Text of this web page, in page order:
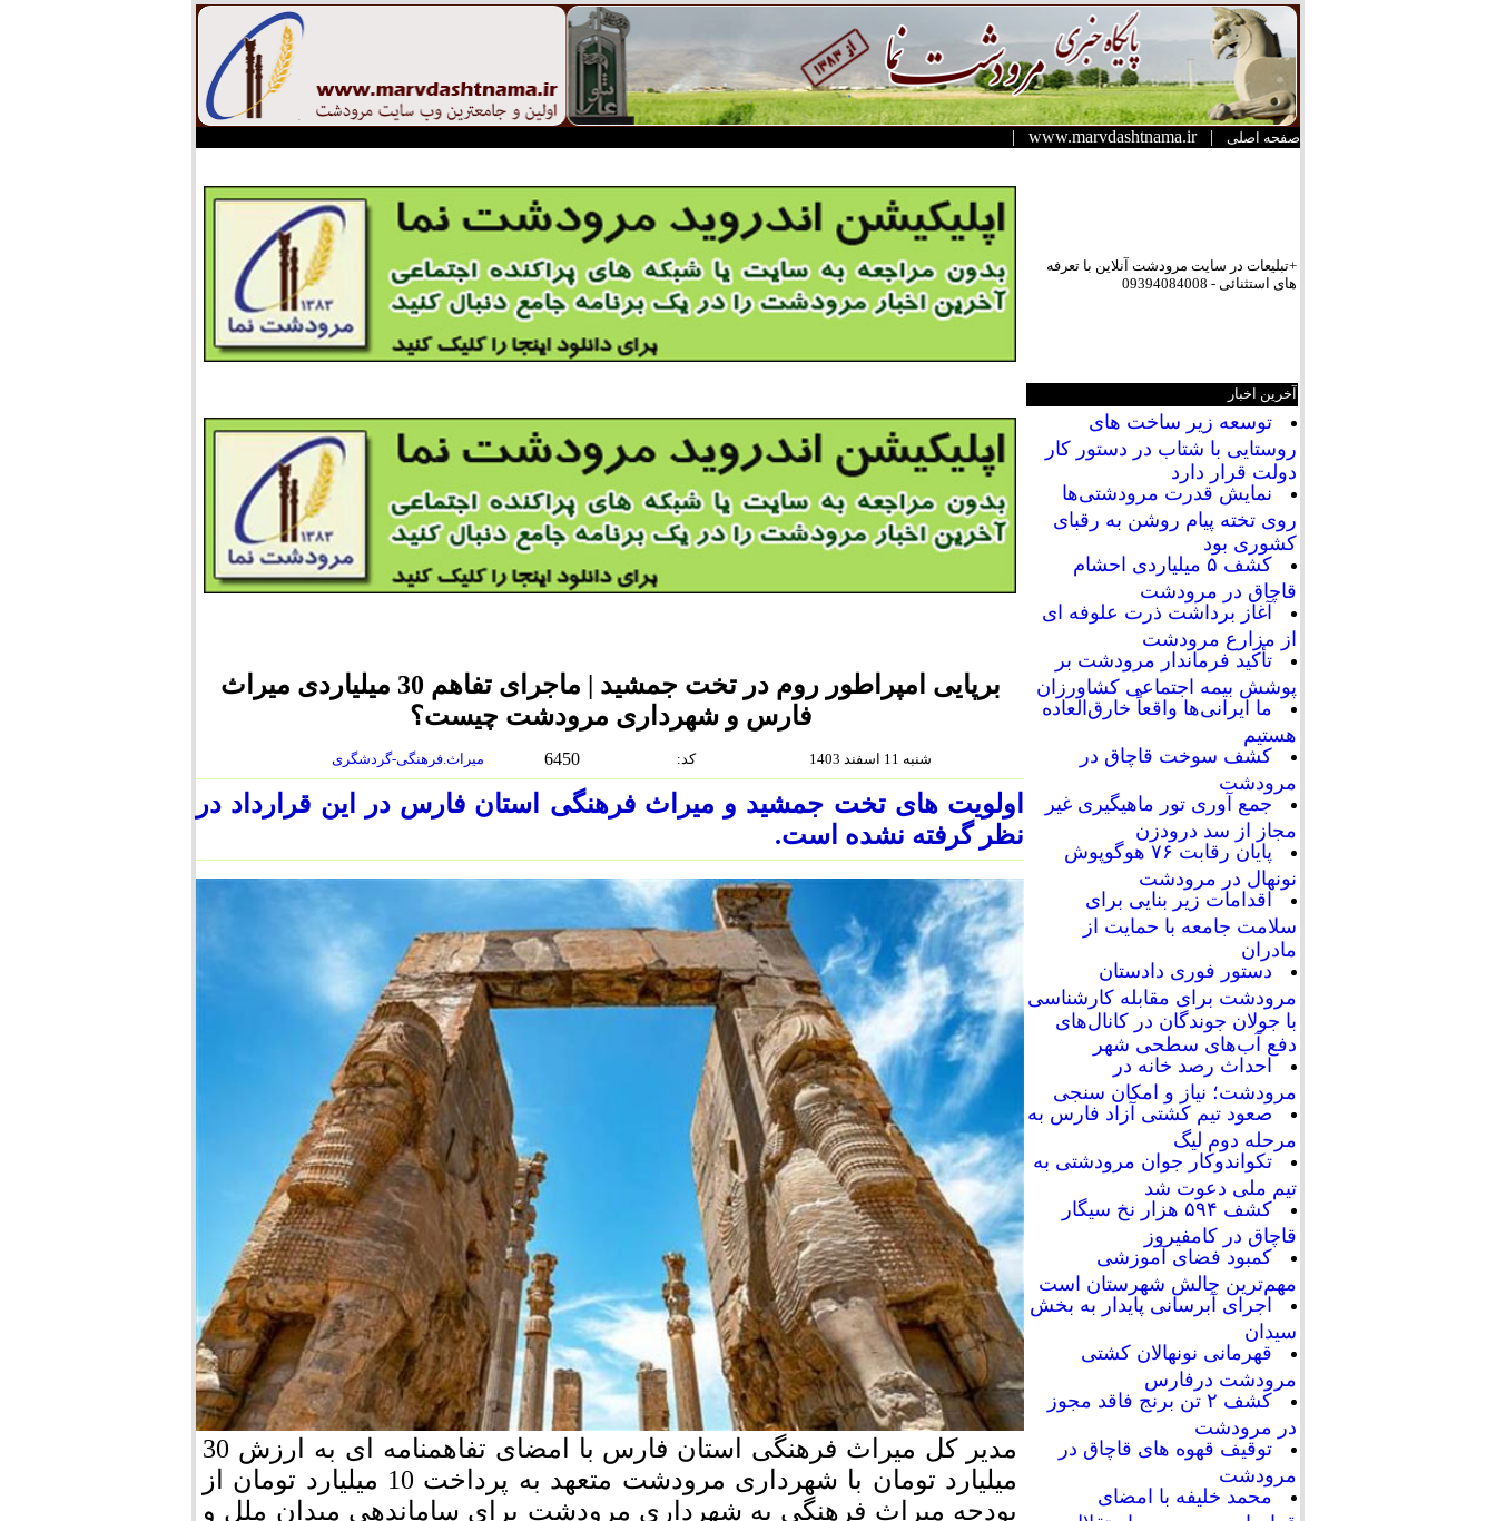
صفحه اصلی |
www.marvdashtnama.ir
|
+تبلیعات در سایت مرودشت آنلاین با تعرفه
های استثنائی - 09394084008
آخرین اخبار
توسعه زیر ساخت های
روستایی با شتاب در دستور کار
دولت قرار دارد
نمایش قدرت مرودشتی‌ها
روی تخته پیام روشن به رقبای
کشوری بود
کشف ۵ میلیاردی احشام
قاچاق در مرودشت
آغاز برداشت ذرت علوفه ای
از مزارع مرودشت
تأکید فرماندار مرودشت بر
پوشش بیمه اجتماعی کشاورزان
ما ایرانی‌ها واقعاً خارق‌العاده
هستیم
کشف سوخت قاچاق در
مرودشت
جمع آوری تور ماهیگیری غیر
مجاز از سد درودزن
پایان رقابت‌ ۷۶ هوگوپوش
نونهال در مرودشت
اقدامات زیر بنایی برای
سلامت جامعه با حمایت از
مادران
دستور فوری دادستان
مرودشت برای مقابله کارشناسی
با جولان جوندگان در کانال‌های
دفع آب‌های سطحی شهر
احداث رصد خانه در
مرودشت؛ نیاز و امکان سنجی
صعود تیم کشتی آزاد فارس به
مرحله دوم لیگ
تکواندوکار جوان مرودشتی به
تیم ملی دعوت شد
کشف ۵۹۴ هزار نخ سیگار
قاچاق در کامفیروز
کمبود فضای آموزشی
مهم‌ترین چالش شهرستان است
اجرای آبرسانی پایدار به بخش
سیدان
قهرمانی نونهالان کشتی
مرودشت درفارس
کشف ۲ تن برنج فاقد مجوز
در مرودشت
توقیف قهوه های قاچاق در
مرودشت
محمد خلیفه با امضای
برپایی امپراطور روم در تخت جمشید | ماجرای تفاهم 30 میلیاردی میراث
فارس و شهرداری مرودشت چیست؟
6450 :كد شنبه 11 اسفند 1403
اولویت های تخت جمشید و میراث فرهنگی استان فارس در این قرارداد در
نظر گرفته نشده است.
مدیر كل میراث فرهنگی استان فارس با امضای تفاهمنامه ای به ارزش 30
میلیارد تومان با شهرداری مرودشت متعهد به پرداخت 10 میلیارد تومان از
بودجه میراث فرهنگی به شهرداری مرودشت برای ساماندهی میدان ملل و